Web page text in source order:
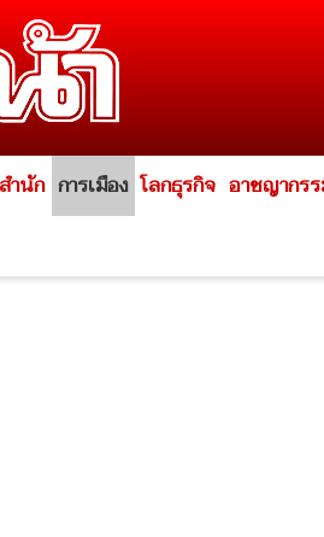
ำนัก การเมือง โลกธุรกิจ อาชญากร